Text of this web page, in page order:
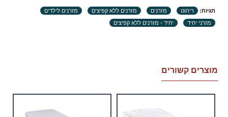
במקרה שבו תידרשנה שימוש במנוף לצורך להובלת
מוצרים, באחריות הלקוח למצוא ולזמן שירותי מנוף
והתשלום עבור שירות זה יהיה מוטל על הלקוח.
.זמני האספקה ​​של כל מוצר מצוינים בנפרד. ימי עבודה
הנספרים (ימים א'-ה' בשבוע, לא כולל ימי שבתון, ערבי חג
וחגים) מיום וידוא ומיצוי המוצר, קבלת אישור לעסקה
תגיות: ריהוט מזרנים מזרנים ללא קפיצים
מזרנים לילדים
מזרני יחיד
יחיד - מזרנים ללא קפיצים
מוצרים קשורים